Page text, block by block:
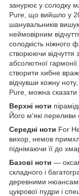
занурює у солодку
Pure, що вийшло у
шанувальників
неймовірним
солодкість ніжного
створюючи відчуття
абсолютної
створити хибне
відчувши кожну
Pure, можна
Верхні ноти
Його м'які переливи
Середні ноти For
вихор, немов
піднімаючи її до
Базові ноти —
складного і
деревними
цукрової пудри і